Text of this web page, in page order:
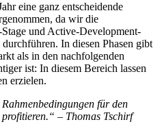
eine ganz entscheidende
da wir die
und Active-Development-
In diesen Phasen gibt
als in den nachfolgenden
ist: In diesem Bereich lassen
erzielen.
für den
– Thomas Tschirf